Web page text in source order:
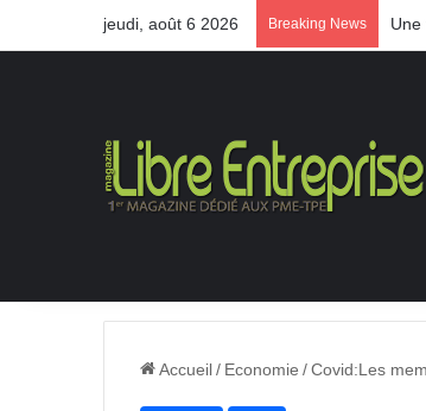
jeudi, août 6 2026 Breaking News Une
Accueil/ Economie /Covid:Les